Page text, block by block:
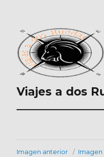
Viajes a dos
Imagen anterior